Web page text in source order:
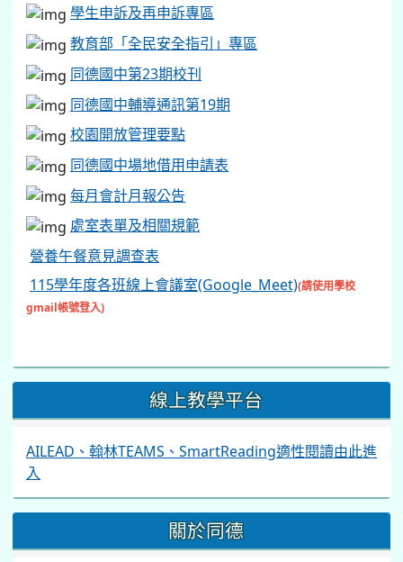
學生申訴及再申訴專區
教育部「全民安全指引」專區
同德國中第23期校刊
同德國中輔導通訊第19期
校園開放管理要點
同德國中場地借用申請表
每月會計月報公告
處室表單及相關規範
營養午餐意見調查表
115學年度各班線上會議室(Google_Meet)(請使用學校
gmail帳號登入)
線上教學平台
AILEAD、翰林TEAMS、SmartReading適性閱讀由此進
入
關於同德